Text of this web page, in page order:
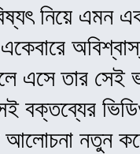
নিয়ে এমন
তার সেই
বক্তব্যের
আলোচনা নতুন